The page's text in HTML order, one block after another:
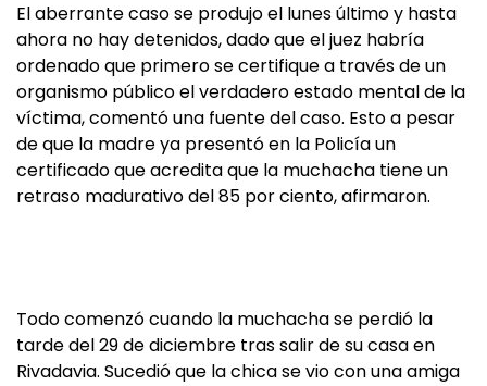
El aberrante caso se produjo el lunes último y hasta
ahora no hay detenidos, dado que el juez habría
ordenado que primero se certifique a través de un
organismo público el verdadero estado mental de la
víctima, comentó una fuente del caso. Esto a pesar
de que la madre ya presentó en la Policía un
certificado que acredita que la muchacha tiene un
retraso madurativo del 85 por ciento, afirmaron.
Todo comenzó cuando la muchacha se perdió la
tarde del 29 de diciembre tras salir de su casa en
Rivadavia. Sucedió que la chica se vio con una amiga